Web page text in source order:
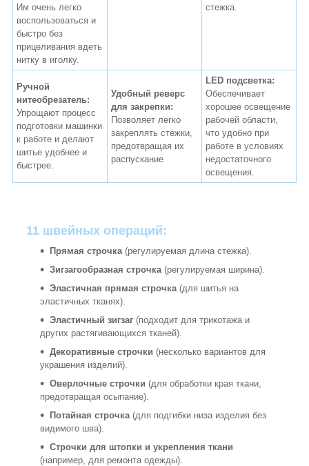
Им очень легко
воспользоваться и
быстро без
прицеливания вдеть
нитку в иголку.
стежка.
Ручной
нитеобрезатель:
Упрощают процесс
подготовки машинки
к работе и делают
шитье удобнее и
быстрее.
Удобный реверс
для закрепки:
Позволяет легко
закреплять стежки,
предотвращая их
распускание
LED подсветка:
Обеспечивает
хорошее освещение
рабочей области,
что удобно при
работе в условиях
недостаточного
освещения.
11 швейных операций:
Прямая строчка (регулируемая длина стежка).
Зигзагообразная строчка (регулируемая ширина).
Эластичная прямая строчка (для шитья на
эластичных тканях).
Эластичный зигзаг (подходит для трикотажа и
других растягивающихся тканей).
Декоративные строчки (несколько вариантов для
украшения изделий).
Оверлочные строчки (для обработки края ткани,
предотвращая осыпание).
Потайная строчка (для подгибки низа изделия без
видимого шва).
Строчки для штопки и укрепления ткани
(например, для ремонта одежды).